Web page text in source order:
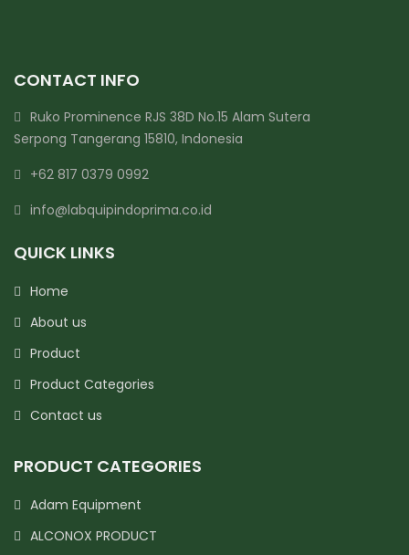
CONTACT INFO
Ruko Prominence RJS 38D No.15 Alam Sutera
Serpong Tangerang 15810, Indonesia
+62 817 0379 0992
info@labquipindoprima.co.id
QUICK LINKS
Home
About us
Product
Product Categories
Contact us
PRODUCT CATEGORIES
Adam Equipment
ALCONOX PRODUCT